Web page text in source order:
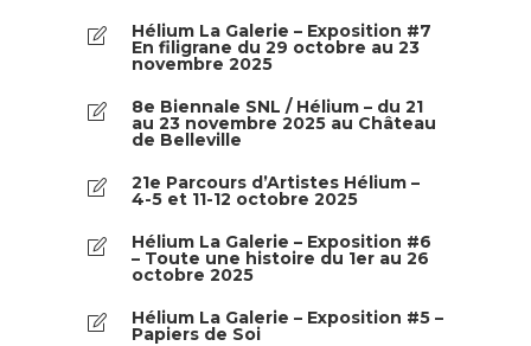
Hélium La Galerie – Exposition #7
En filigrane du 29 octobre au 23
novembre 2025
8e Biennale SNL / Hélium – du 21
au 23 novembre 2025 au Château
de Belleville
21e Parcours d’Artistes Hélium –
4-5 et 11-12 octobre 2025
Hélium La Galerie – Exposition #6
– Toute une histoire du 1er au 26
octobre 2025
Hélium La Galerie – Exposition #5 –
Papiers de Soi